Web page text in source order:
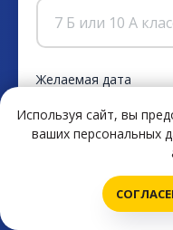
7 Б или 10 А
Желаемая дата
03.05.2026
Пожелания или
Используя сайт, вы
ваших персональных